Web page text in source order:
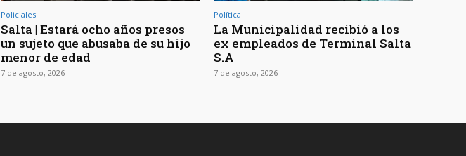
Policiales
Salta | Estará ocho años presos
un sujeto que abusaba de su hijo
menor de edad
7 de agosto, 2026
Política
La Municipalidad recibió a los
ex empleados de Terminal Salta
S.A
7 de agosto, 2026